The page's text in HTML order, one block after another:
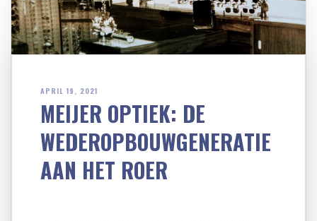
APRIL 19, 2021
MEIJER OPTIEK: DE
WEDEROPBOUWGENERATIE
AAN HET ROER